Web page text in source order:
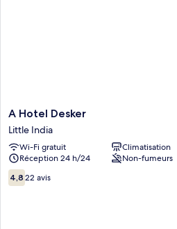
A
Hotel
Desker
Little
India
A Hotel Desker
Little India
Wi-Fi gratuit
Climatisation
Réception 24 h/24
Non-fumeurs
4.8
sur
4,8 22 avis